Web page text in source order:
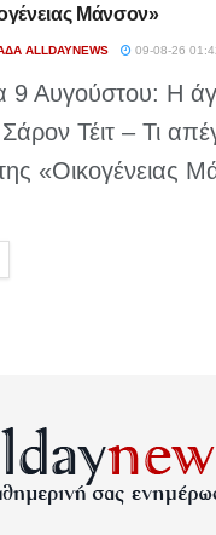
Μάνσον»
ALLDAYNEWS 09-08-26
9 Αυγούστου: Η
Τέιτ – Τι
«Οικογένειας